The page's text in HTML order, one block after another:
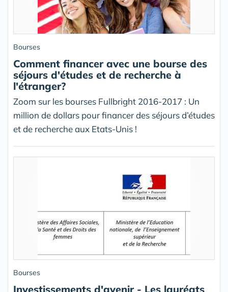
Bourses
Comment financer avec une bourse des
séjours d'études et de recherche à
l'étranger?
Zoom sur les bourses Fullbright 2016-2017 : Un
million de dollars pour financer des séjours d’études
et de recherche aux Etats-Unis !
Bourses
Investissements d'avenir - Les lauréats